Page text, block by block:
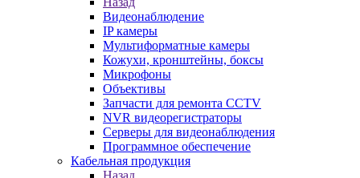
Видеонаблюдение
IP камеры
Мультиформатные камеры
Кожухи, кронштейны, боксы
Микрофоны
Объективы
Запчасти для ремонта CCTV
NVR видеорегистраторы
Серверы для видеонаблюдения
Программное обеспечение
Кабельная продукция
Назад